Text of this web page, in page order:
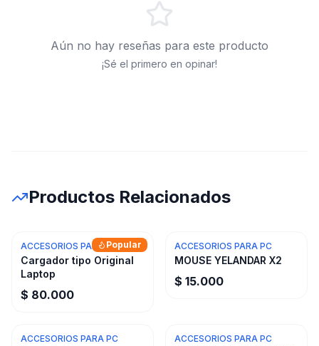
Aún no hay reseñas para este producto
¡Sé el primero en opinar!
Productos Relacionados
Popular
ACCESORIOS PARA PC
Cargador tipo Original
Laptop
$ 80.000
ACCESORIOS PARA PC
MOUSE YELANDAR X2
$ 15.000
ACCESORIOS PARA PC ACCESORIOS PARA PC